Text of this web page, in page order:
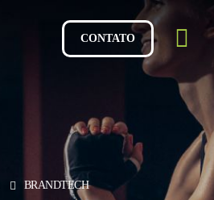
CONTATO
BRANDTECH